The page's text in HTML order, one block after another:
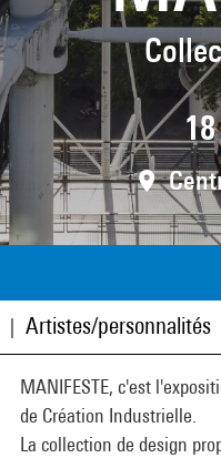
Artistes/personnalités
MANIFESTE, c'est
de Création Industrielle.
La collection de design